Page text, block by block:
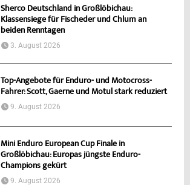
Sherco Deutschland in Großlöbichau:
Klassensiege für Fischeder und Chlum an
beiden Renntagen
3. August 2026
Top-Angebote für Enduro- und Motocross-
Fahrer: Scott, Gaerne und Motul stark reduziert
9. August 2026
Mini Enduro European Cup Finale in
Großlöbichau: Europas jüngste Enduro-
Champions gekürt
9. August 2026